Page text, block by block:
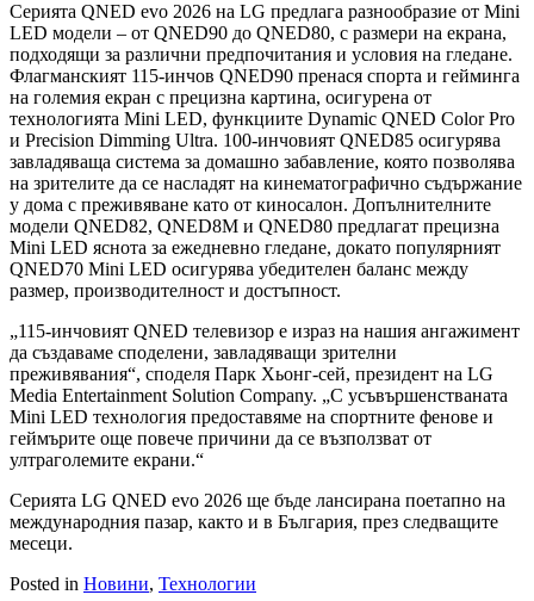
Серията QNED evo 2026 на LG предлага разнообразие от Mini
LED модели – от QNED90 до QNED80, с размери на екрана,
подходящи за различни предпочитания и условия на гледане.
Флагманският 115-инчов QNED90 пренася спорта и гейминга
на големия екран с прецизна картина, осигурена от
технологията Mini LED, функциите Dynamic QNED Color Pro
и Precision Dimming Ultra. 100-инчовият QNED85 осигурява
завладяваща система за домашно забавление, която позволява
на зрителите да се насладят на кинематографично съдържание
у дома с преживяване като от киносалон. Допълнителните
модели QNED82, QNED8M и QNED80 предлагат прецизна
Mini LED яснота за ежедневно гледане, докато популярният
QNED70 Mini LED осигурява убедителен баланс между
размер, производителност и достъпност.
„115-инчовият QNED телевизор е израз на нашия ангажимент
да създаваме споделени, завладяващи зрителни
преживявания“, споделя Парк Хьонг-сей, президент на LG
Media Entertainment Solution Company. „С усъвършенстваната
Mini LED технология предоставяме на спортните фенове и
геймърите още повече причини да се възползват от
ултраголемите екрани.“
Серията LG QNED evo 2026 ще бъде лансирана поетапно на
международния пазар, както и в България, през следващите
месеци.
Posted in Новини, Технологии